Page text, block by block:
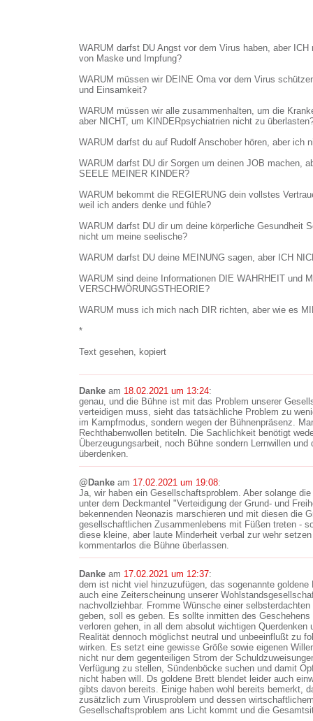
WARUM darfst DU Angst vor dem Virus haben, aber ICH
von Maske und Impfung?
WARUM müssen wir DEINE Oma vor dem Virus
und Einsamkeit?
WARUM müssen wir alle zusammenhalten, um die
aber NICHT, um KINDERpsychiatrien nicht zu
WARUM darfst du auf Rudolf Anschober hören, aber ich
WARUM darfst DU dir Sorgen um deinen JOB machen,
SEELE MEINER KINDER?
WARUM bekommt die REGIERUNG dein vollstes
weil ich anders denke und fühle?
WARUM darfst DU dir um deine körperliche Gesundheit
nicht um meine seelische?
WARUM darfst DU deine MEINUNG sagen, aber ICH
WARUM sind deine Informationen DIE WAHRHEIT und
VERSCHWÖRUNGSTHEORIE?
WARUM muss ich mich nach DIR richten, aber wie es
*
Text gesehen, kopiert
Danke am 18.02.2021 um 13:24:
genau, und die Bühne ist mit das Problem unserer
verteidigen muss, sieht das tatsächliche Problem zu
im Kampfmodus, sondern wegen der Bühnenpräsenz.
Rechthabenwollen betiteln. Die Sachlichkeit benötigt
Überzeugungsarbeit, noch Bühne sondern Lernwillen
überdenken.
@Danke am 17.02.2021 um 19:08:
Ja, wir haben ein Gesellschaftsproblem. Aber solange
unter dem Deckmantel "Verteidigung der Grund- und
bekennenden Neonazis marschieren und mit diesen die
gesellschaftlichen Zusammenlebens mit Füßen treten -
diese kleine, aber laute Minderheit verbal zur wehr
kommentarlos die Bühne überlassen.
Danke am 17.02.2021 um 12:37:
dem ist nicht viel hinzuzufügen, das sogenannte
auch eine Zeiterscheinung unserer
nachvollziehbar. Fromme Wünsche einer
geben, soll es geben. Es sollte inmitten des
verloren gehen, in all dem absolut wichtigen Querdenken
Realität dennoch möglichst neutral und unbeeinflußt zu
wirken. Es setzt eine gewisse Größe sowie eigenen
nicht nur dem gegenteiligen Strom der
Verfügung zu stellen, Sündenböcke suchen und damit
nicht haben will. Ds goldene Brett blendet leider auch
gibts davon bereits. Einige haben wohl bereits bemerkt,
zusätzlich zum Virusproblem und dessen
Gesellschaftsproblem ans Licht kommt und die